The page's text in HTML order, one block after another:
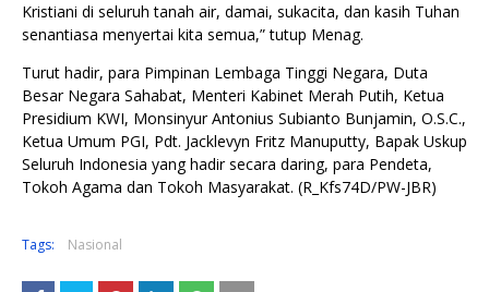
Kristiani di seluruh tanah air, damai, sukacita, dan kasih Tuhan
senantiasa menyertai kita semua,” tutup Menag.
Turut hadir, para Pimpinan Lembaga Tinggi Negara, Duta
Besar Negara Sahabat, Menteri Kabinet Merah Putih, Ketua
Presidium KWI, Monsinyur Antonius Subianto Bunjamin, O.S.C.,
Ketua Umum PGI, Pdt. Jacklevyn Fritz Manuputty, Bapak Uskup
Seluruh Indonesia yang hadir secara daring, para Pendeta,
Tokoh Agama dan Tokoh Masyarakat. (R_Kfs74D/PW-JBR)
Tags: Nasional